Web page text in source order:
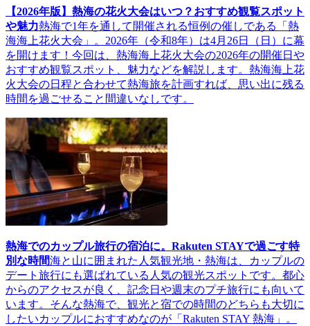
【2026年版】熱海の花火大会はいつ？おすすめ観覧スポット
や魅力熱海で1年を通して開催される恒例の催しである「熱
海海上花火大会」。2026年（令和8年）は4月26日（日）に幕
を開けます！今回は、熱海海上花火大会の2026年の開催日や
おすすめ観覧スポット、魅力などを解説します。熱海海上花
火大会の日程と合わせて熱海旅を計画すれば、思い出に残る
時間を過ごせること間違いなしです。
熱海でのカップル旅行の宿泊に。Rakuten STAYで過ごす特
別な時間海と山に囲まれた人気観光地・熱海は、カップルの
デート旅行にも選ばれている人気の観光スポットです。都心
からのアクセスが良く、記念日や週末のプチ旅行にも向いて
います。そんな熱海で、観光と宿での時間のどちらも大切に
したいカップルにおすすめなのが「Rakuten STAY 熱海」。